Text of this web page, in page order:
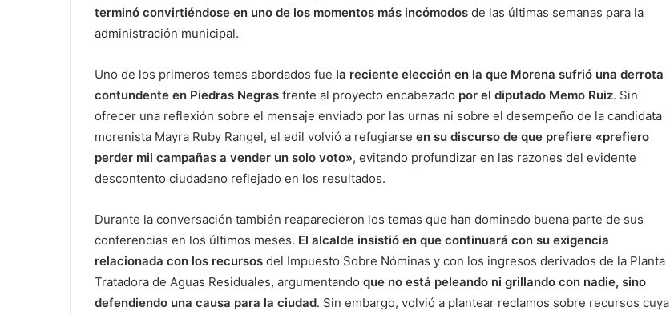
terminó convirtiéndose en uno de los momentos más incómodos de las últimas semanas para la
administración municipal.
Uno de los primeros temas abordados fue la reciente elección en la que Morena sufrió una derrota
contundente en Piedras Negras frente al proyecto encabezado por el diputado Memo Ruiz. Sin
ofrecer una reflexión sobre el mensaje enviado por las urnas ni sobre el desempeño de la candidata
morenista Mayra Ruby Rangel, el edil volvió a refugiarse en su discurso de que prefiere «prefiero
perder mil campañas a vender un solo voto», evitando profundizar en las razones del evidente
descontento ciudadano reflejado en los resultados.
Durante la conversación también reaparecieron los temas que han dominado buena parte de sus
conferencias en los últimos meses. El alcalde insistió en que continuará con su exigencia
relacionada con los recursos del Impuesto Sobre Nóminas y con los ingresos derivados de la Planta
Tratadora de Aguas Residuales, argumentando que no está peleando ni grillando con nadie, sino
defendiendo una causa para la ciudad. Sin embargo, volvió a plantear reclamos sobre recursos cuya